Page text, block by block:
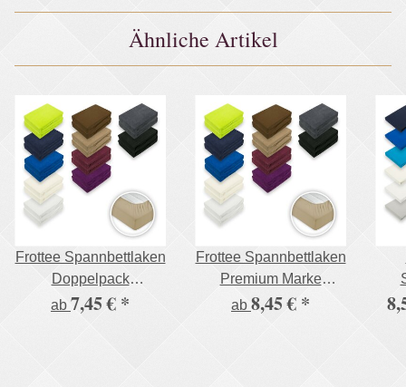
Ähnliche Artikel
Frottee Spannbettlaken
Doppelpack
Rundumgummizug
ab 7,45 € *
Frottee Spannbettlaken
Premium Marke
Doppelpack Betttuch
ab 8,45 € *